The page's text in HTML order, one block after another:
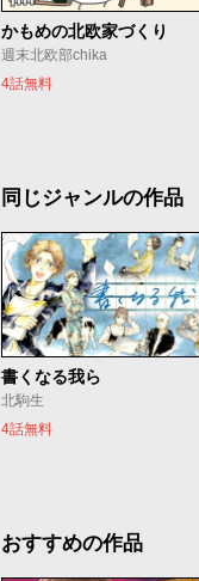
かもめの北欧家づくり
週末北欧部chika
4話無料
同じジャンルの作品
書くなる我ら
北駒生
4話無料
おすすめの作品